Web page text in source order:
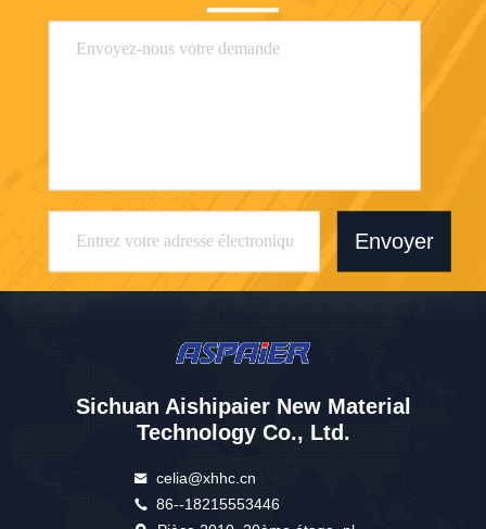
Envoyer
Sichuan Aishipaier New Material
Technology Co., Ltd.
celia@xhhc.cn
86--18215553446